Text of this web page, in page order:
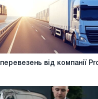
від компанії